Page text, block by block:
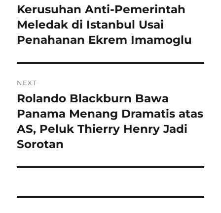
pos
Previous
post:
Kerusuhan Anti-Pemerintah
Meledak di Istanbul Usai
Penahanan Ekrem Imamoglu
NEXT
Next
post:
Rolando Blackburn Bawa
Panama Menang Dramatis atas
AS, Peluk Thierry Henry Jadi
Sorotan